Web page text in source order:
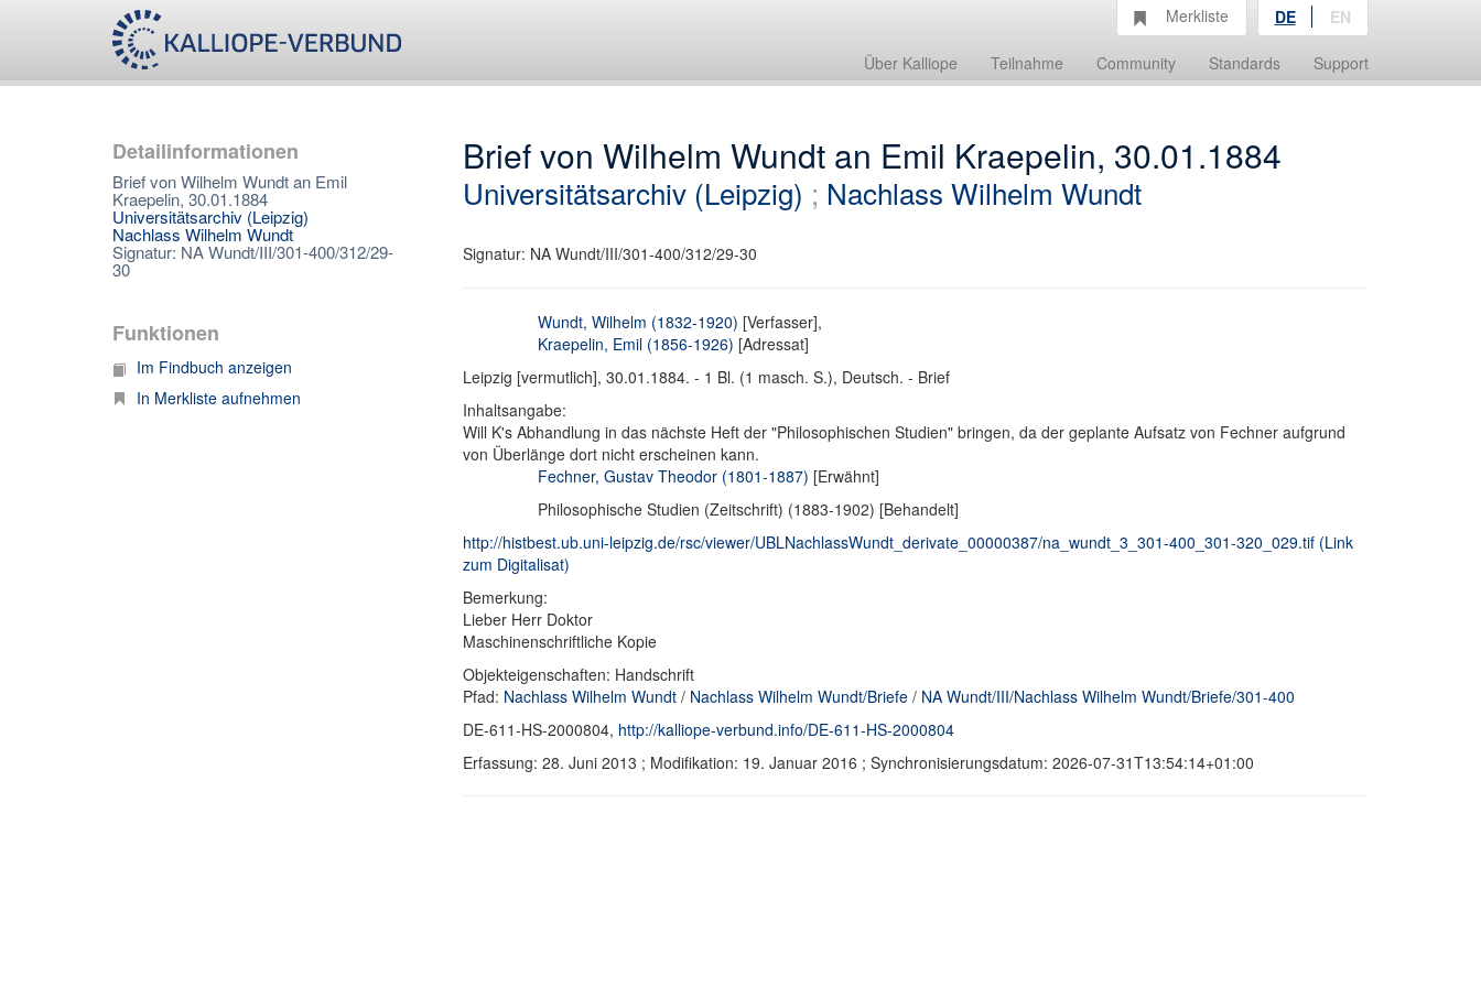
Über Kalliope Teilnahme Community Standards Support
Merkliste DE EN
Detailinformationen
Brief von Wilhelm Wundt an Emil
Kraepelin, 30.01.1884
Universitätsarchiv (Leipzig)
Nachlass Wilhelm Wundt
Signatur: NA Wundt/III/301-400/312/29-
30
Funktionen
Im Findbuch anzeigen
In Merkliste aufnehmen
Brief von Wilhelm Wundt an Emil Kraepelin, 30.01.1884
Universitätsarchiv (Leipzig) ; Nachlass Wilhelm Wundt
Signatur: NA Wundt/III/301-400/312/29-30
Wundt, Wilhelm (1832-1920) [Verfasser],
Kraepelin, Emil (1856-1926) [Adressat]
Leipzig [vermutlich], 30.01.1884. - 1 Bl. (1 masch. S.), Deutsch. - Brief
Inhaltsangabe:
Will K's Abhandlung in das nächste Heft der "Philosophischen Studien" bringen, da der geplante Aufsatz von Fechner aufgrund
von Überlänge dort nicht erscheinen kann.
Fechner, Gustav Theodor (1801-1887) [Erwähnt]
Philosophische Studien (Zeitschrift) (1883-1902) [Behandelt]
http://histbest.ub.uni-leipzig.de/rsc/viewer/UBLNachlassWundt_derivate_00000387/na_wundt_3_301-400_301-320_029.tif (Link
zum Digitalisat)
Bemerkung:
Lieber Herr Doktor
Maschinenschriftliche Kopie
Objekteigenschaften: Handschrift
Pfad: Nachlass Wilhelm Wundt/ Nachlass Wilhelm Wundt/Briefe/ NA Wundt/III/Nachlass Wilhelm Wundt/Briefe/301-400
DE-611-HS-2000804, http://kalliope-verbund.info/DE-611-HS-2000804
Erfassung: 28. Juni 2013 ; Modifikation: 19. Januar 2016 ; Synchronisierungsdatum: 2026-07-31T13:54:14+01:00